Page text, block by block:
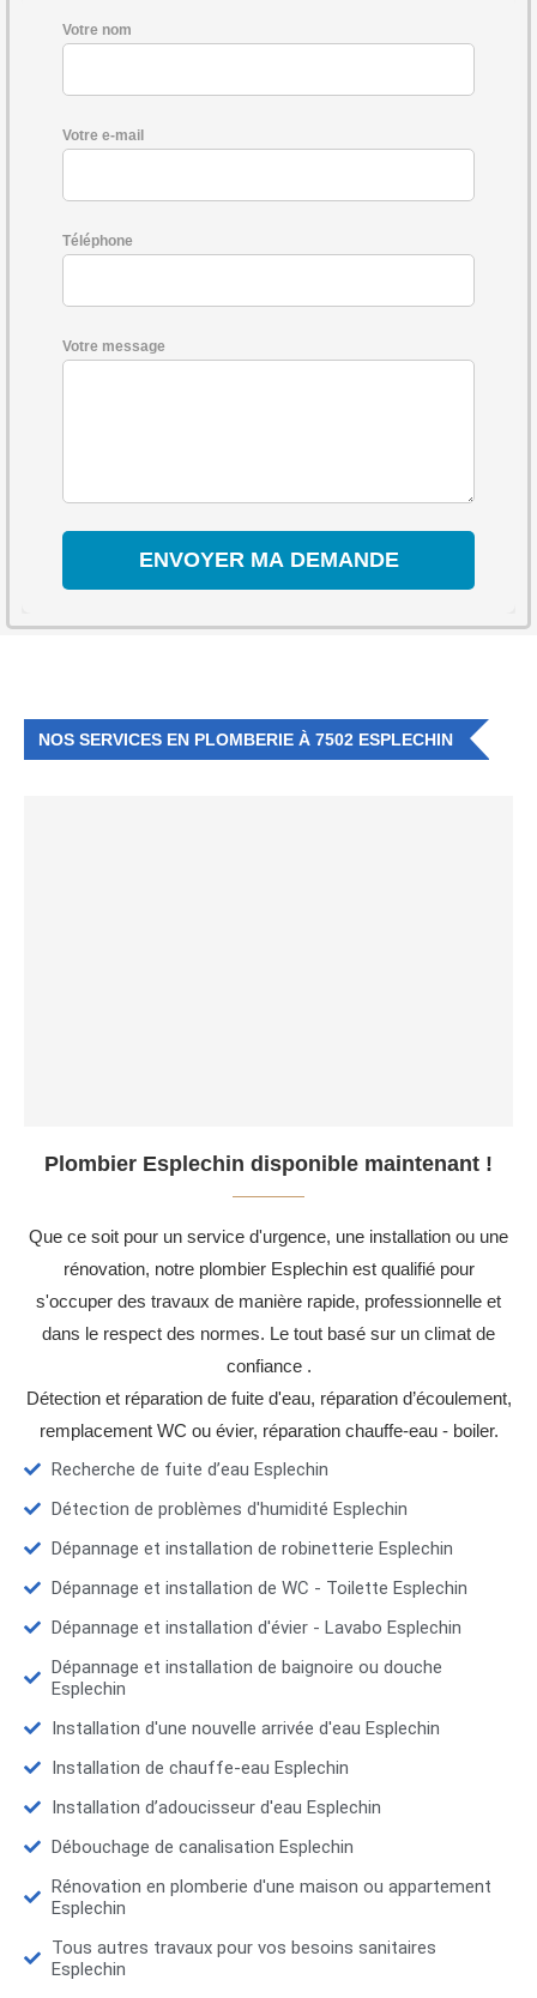
Votre nom
Votre e-mail
Téléphone
Votre message
NOS SERVICES EN PLOMBERIE À 7502 ESPLECHIN
Plombier Esplechin disponible maintenant !
Que ce soit pour un service d'urgence, une installation ou une
rénovation, notre plombier Esplechin est qualifié pour
s'occuper des travaux de manière rapide, professionnelle et
dans le respect des normes. Le tout basé sur un climat de
confiance .
Détection et réparation de fuite d'eau, réparation d’écoulement,
remplacement WC ou évier, réparation chauffe-eau - boiler.
Recherche de fuite d’eau Esplechin
Détection de problèmes d'humidité Esplechin
Dépannage et installation de robinetterie Esplechin
Dépannage et installation de WC - Toilette Esplechin
Dépannage et installation d'évier - Lavabo Esplechin
Dépannage et installation de baignoire ou douche
Esplechin
Installation d'une nouvelle arrivée d'eau Esplechin
Installation de chauffe-eau Esplechin
Installation d’adoucisseur d'eau Esplechin
Débouchage de canalisation Esplechin
Rénovation en plomberie d'une maison ou appartement
Esplechin
Tous autres travaux pour vos besoins sanitaires
Esplechin